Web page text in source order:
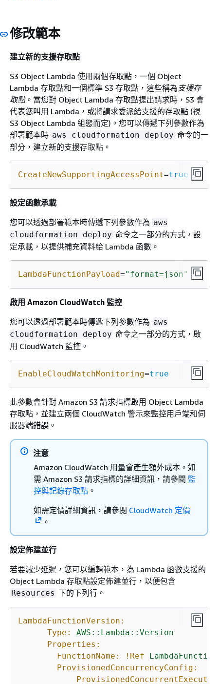
修改範本
建立新的支援存取點
S3 Object Lambda 使用兩個存取點，一個 Object
Lambda 存取點和一個標準 S3 存取點，這些稱為 支援存
取點。當您對 Object Lambda 存取點提出請求時，S3 會
代表您叫用 Lambda，或將請求委派給支援的存取點 (視
S3 Object Lambda 組態而定)。您可以傳遞下列參數作為
部署範本時 aws cloudformation deploy 命令的一
部分，建立新的支援存取點。
CreateNewSupportingAccessPoint=true
設定函數承載
您可以透過部署範本時傳遞下列參數作為 aws
cloudformation deploy 命令之一部分的方式，設
定承載，以提供補充資料給 Lambda 函數。
LambdaFunctionPayload="format=json"
啟用 Amazon CloudWatch 監控
您可以透過部署範本時傳遞下列參數作為 aws
cloudformation deploy 命令之一部分的方式，啟
用 CloudWatch 監控。
EnableCloudWatchMonitoring=true
此參數會針對 Amazon S3 請求指標啟用 Object Lambda
存取點，並建立兩個 CloudWatch 警示來監控用戶端和伺
服器端錯誤。
注意
Amazon CloudWatch 用量會產生額外成本。如
需 Amazon S3 請求指標的詳細資訊，請參閱 監
控與記錄存取點 。
如需定價詳細資訊，請參閱 CloudWatch 定價
。
設定佈建並行
若要減少延遲，您可以編輯範本，為 Lambda 函數支援的
Object Lambda 存取點設定佈建並行，以便包含
Resources 下的下列行。
LambdaFunctionVersion:
Type:
AWS::Lambda::Version
Properties:
FunctionName:
!Ref
LambdaFunction
ProvisionedConcurrencyConfig: